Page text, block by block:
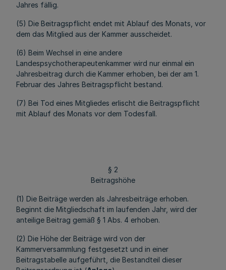
Jahres fällig.
(5) Die Beitragspflicht endet mit Ablauf des Monats, vor
dem das Mitglied aus der Kammer ausscheidet.
(6) Beim Wechsel in eine andere
Landespsychotherapeutenkammer wird nur einmal ein
Jahresbeitrag durch die Kammer erhoben, bei der am 1.
Februar des Jahres Beitragspflicht bestand.
(7) Bei Tod eines Mitgliedes erlischt die Beitragspflicht
mit Ablauf des Monats vor dem Todesfall.
§ 2
Beitragshöhe
(1) Die Beiträge werden als Jahresbeiträge erhoben.
Beginnt die Mitgliedschaft im laufenden Jahr, wird der
anteilige Beitrag gemäß § 1 Abs. 4 erhoben.
(2) Die Höhe der Beiträge wird von der
Kammerversammlung festgesetzt und in einer
Beitragstabelle aufgeführt, die Bestandteil dieser